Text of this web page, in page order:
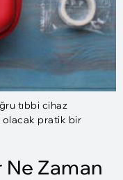
tıbbi cihaz
olacak pratik bir
Zaman